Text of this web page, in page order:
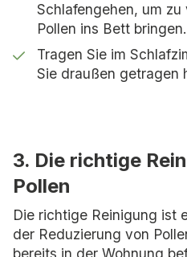
Schlafengehen, um
Pollen ins Bett bringen.
Tragen Sie im
Sie draußen getragen
3. Die richtige
Pollen
Die richtige Reinigung ist
der Reduzierung von
bereits in der Wohnung